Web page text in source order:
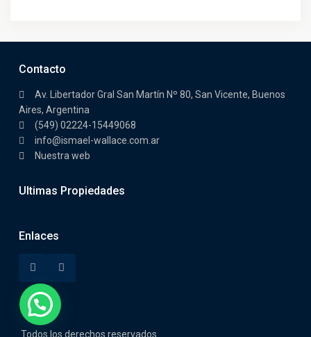
Contacto
Av. Libertador Gral San Martín Nº 80, San Vicente, Buenos
Aires, Argentina
(549) 02224-15449068
info@ismael-wallace.com.ar
Nuestra web
Ultimas Propiedades
Enlaces
Todos los derechos reservados.